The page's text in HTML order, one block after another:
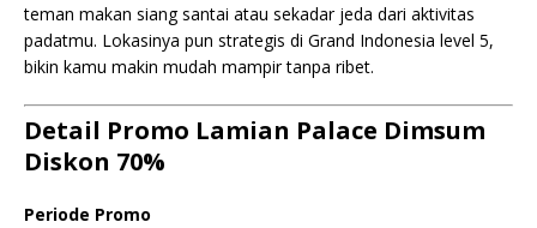
teman makan siang santai atau sekadar jeda dari aktivitas
padatmu. Lokasinya pun strategis di Grand Indonesia level 5,
bikin kamu makin mudah mampir tanpa ribet.
Detail Promo Lamian Palace Dimsum
Diskon 70%
Periode Promo